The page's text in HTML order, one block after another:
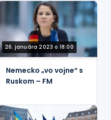
26. januára 2023 o 18:00
Nemecko „vo vojne“ s
Ruskom – FM